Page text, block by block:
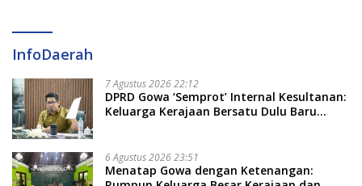
InfoDaerah
7 Agustus 2026 22:12
DPRD Gowa ‘Semprot’ Internal Kesultanan:
Keluarga Kerajaan Bersatu Dulu Baru
6 Agustus 2026 23:51
Menatap Gowa dengan Ketenangan: